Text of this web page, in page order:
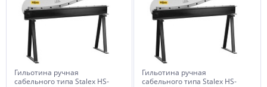
Гильотина ручная
сабельного типа Stalex HS-
Гильотина ручная
сабельного типа Stalex HS-